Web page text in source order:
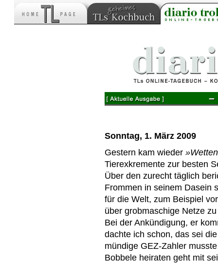
–
Sonntag, 1. März 2009
Gestern kam wieder
Tierexkremente zur besten
Über den zurecht täglich
Frommen in seinem Dasein
für die Welt, zum Beispiel
über grobmaschige Netze
Bei der Ankündigung, er
dachte ich schon, das sei
mündige GEZ-Zahler
Bobbele heiraten geht mit